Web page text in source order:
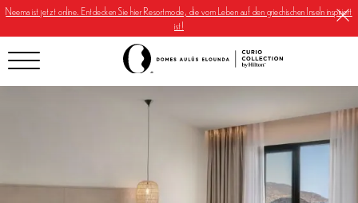
Neema ist jetzt online. Entdecken Sie hier Resortmode, die vom Leben auf den griechischen Inseln inspiriert
ist!